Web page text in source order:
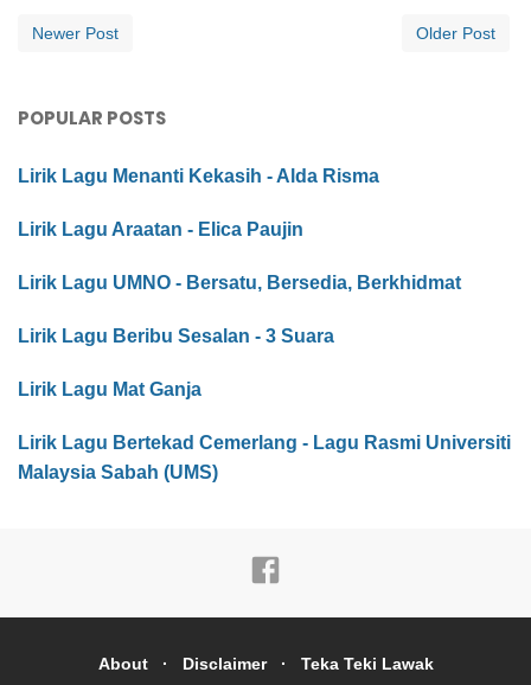
Newer Post Older Post
POPULAR POSTS
Lirik Lagu Menanti Kekasih - Alda Risma
Lirik Lagu Araatan - Elica Paujin
Lirik Lagu UMNO - Bersatu, Bersedia, Berkhidmat
Lirik Lagu Beribu Sesalan - 3 Suara
Lirik Lagu Mat Ganja
Lirik Lagu Bertekad Cemerlang - Lagu Rasmi Universiti
Malaysia Sabah (UMS)
About Disclaimer Teka Teki Lawak